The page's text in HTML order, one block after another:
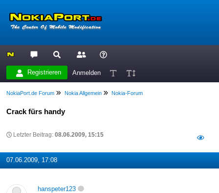
Registrieren Anmelden
NokiaPort.de Forum Nokia Allgemein Nokia-Forum
Crack fürs handy
Letzter Beitrag:08.06.2009, 15:15
07.06.2009, 17:08
hanspeter123